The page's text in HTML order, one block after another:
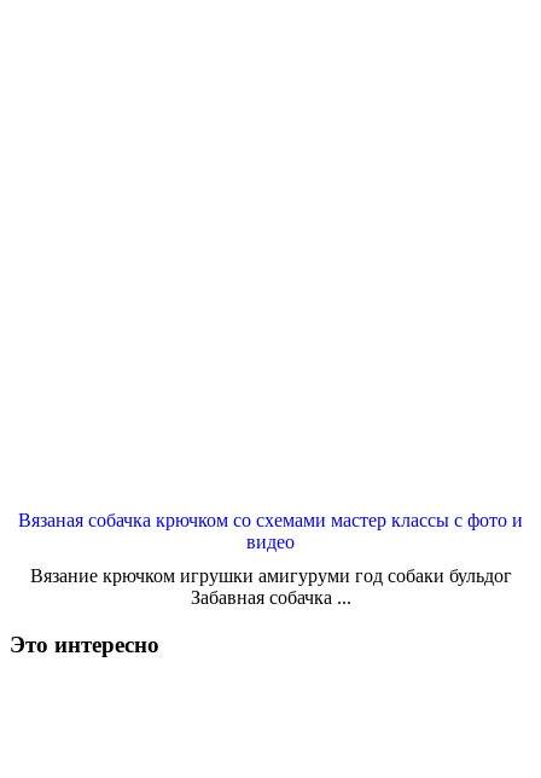
Вязаная собачка крючком со схемами мастер классы с фото и
видео
Вязание крючком игрушки амигуруми год собаки бульдог
Забавная собачка ...
Это интересно